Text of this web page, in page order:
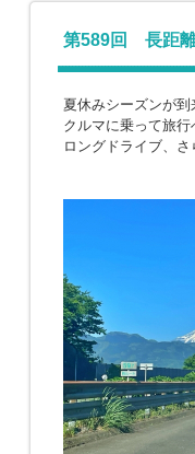
第589回 長距離
夏休みシーズンが
クルマに乗って旅行
ロングドライブ、